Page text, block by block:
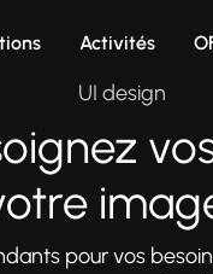
Activités
UI design
pour vos